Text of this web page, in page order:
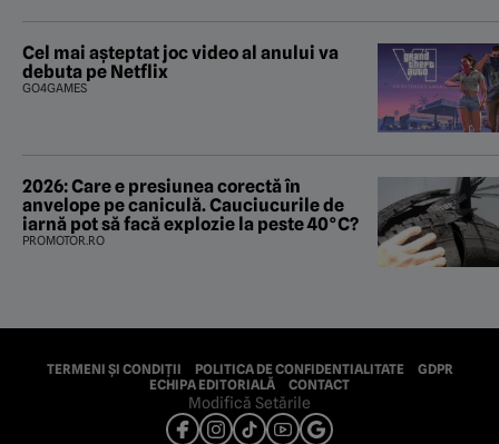
Cel mai așteptat joc video al anului va
debuta pe Netflix
GO4GAMES
2026: Care e presiunea corectă în
anvelope pe caniculă. Cauciucurile de
iarnă pot să facă explozie la peste 40°C?
PROMOTOR.RO
TERMENI ȘI CONDIȚII POLITICA DE CONFIDENTIALITATE
GDPR
ECHIPA EDITORIALĂ
CONTACT
Modifică Setările